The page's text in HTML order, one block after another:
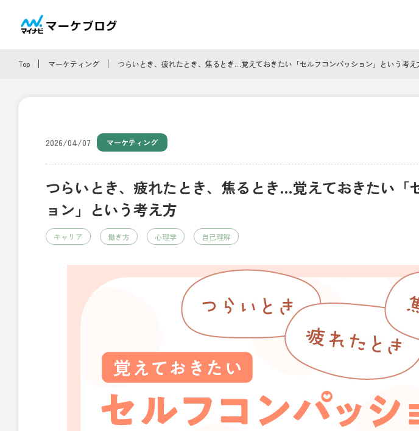
Top マーケティング つらいとき、疲れたとき、焦るとき…覚えておきたい「セルフコンパッション」という考え
2026/04/07 マーケティング
つらいとき、疲れたとき、焦るとき…覚えておきたい「
ョン」という考え方
キャリア 働き方 心理学 自己理解